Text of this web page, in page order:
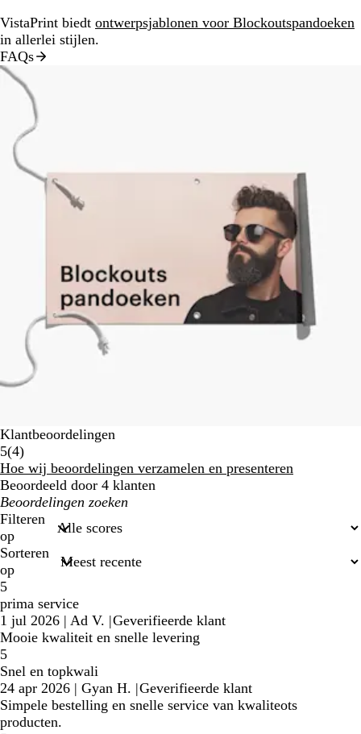
VistaPrint biedt ontwerpsjablonen voor Blockoutspandoeken
in allerlei stijlen.
FAQs
Klantbeoordelingen
5(44
klantbeoordelingen
)
Hoe wij beoordelingen verzamelen en presenteren
Beoordeeld door 4 klanten
Mijn
zoekopdrachten
Filteren
op
Sorteren
op
5
prima service
1 jul 2026 | Ad V. |Geverifieerde klant
Mooie kwaliteit en snelle levering
5
Snel en topkwali
24 apr 2026 | Gyan H. |Geverifieerde klant
Simpele bestelling en snelle service van kwaliteots
producten.